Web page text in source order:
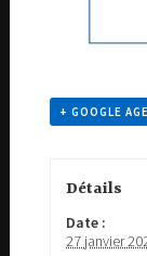
+ GOOGLE
Détails
Date :
27 janvier